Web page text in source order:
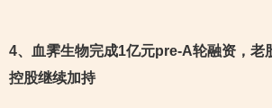
4、血霁生物完成1亿元pre-A轮融资，老
控股继续加持